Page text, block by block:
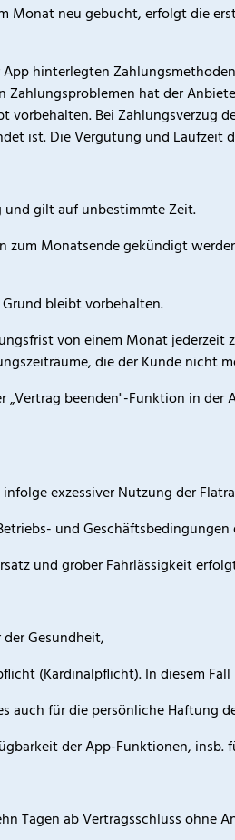
neu gebucht, erfolgt die
hinterlegten
hat der
vorbehalten. Bei
ist. Die Vergütung und Laufzeit
und gilt auf unbestimmte Zeit.
zum Monatsende gekündigt
bleibt vorbehalten.
von einem Monat
die der Kunde nicht
beenden"-Funktion in der
exzessiver Nutzung der
und
und grober Fahrlässigkeit
Gesundheit,
(Kardinalpflicht). In diesem
auch für die persönliche Haftung
der App-Funktionen, insb.
Tagen ab Vertragsschluss